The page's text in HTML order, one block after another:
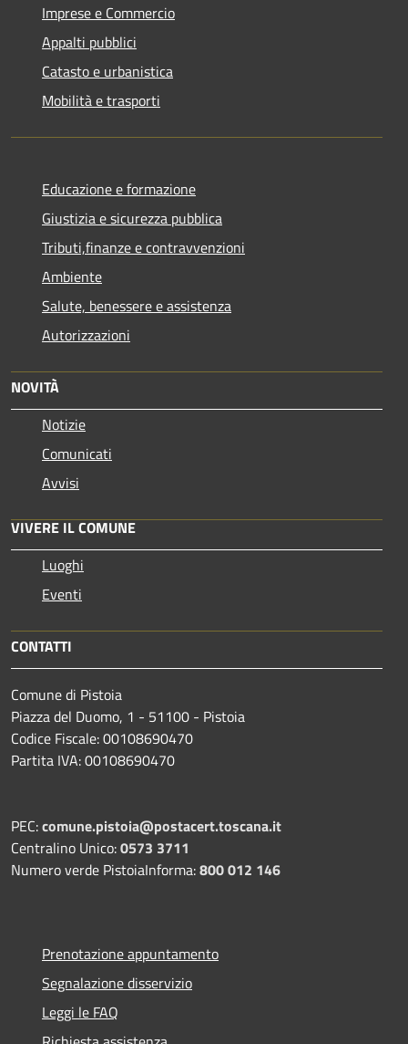
Imprese e Commercio
Appalti pubblici
Catasto e urbanistica
Mobilità e trasporti
Educazione e formazione
Giustizia e sicurezza pubblica
Tributi,finanze e contravvenzioni
Ambiente
Salute, benessere e assistenza
Autorizzazioni
NOVITÀ
Notizie
Comunicati
Avvisi
VIVERE IL COMUNE
Luoghi
Eventi
CONTATTI
Comune di Pistoia
Piazza del Duomo, 1 - 51100 - Pistoia
Codice Fiscale: 00108690470
Partita IVA: 00108690470
PEC:comune.pistoia@postacert.toscana.it
Centralino Unico:0573 3711
Numero verde PistoiaInforma:800 012 146
Prenotazione appuntamento
Segnalazione disservizio
Leggi le FAQ